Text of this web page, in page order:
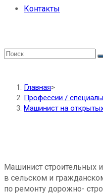
Контакты
Главная>
Профессии /
Машинист на
Машинист строительных
в сельском и
по ремонту дорожно-